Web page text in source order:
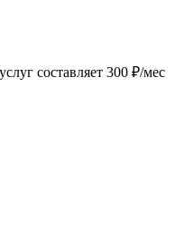
составляет 300 ₽/мес